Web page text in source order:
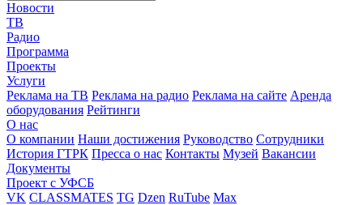
Новости
ТВ
Радио
Программа
Проекты
Услуги
Реклама на ТВ Реклама на радио Реклама на сайте Аренда
оборудования Рейтинги
О нас
О компании Наши достижения Руководство Сотрудники
История ГТРК Пресса о нас Контакты Музей Вакансии
Документы
Проект с УФСБ
VK CLASSMATES TG Dzen RuTube Max